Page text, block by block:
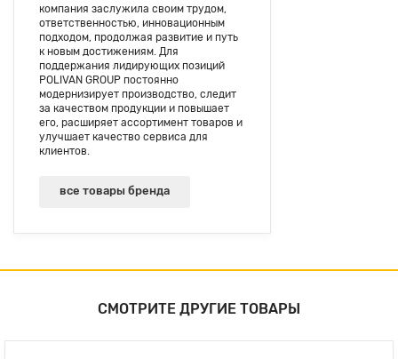
компания заслужила своим трудом,
ответственностью, инновационным
подходом, продолжая развитие и путь
к новым достижениям. Для
поддержания лидирующих позиций
POLIVAN GROUP постоянно
модернизирует производство, следит
за качеством продукции и повышает
его, расширяет ассортимент товаров и
улучшает качество сервиса для
клиентов.
все товары бренда
СМОТРИТЕ ДРУГИЕ ТОВАРЫ